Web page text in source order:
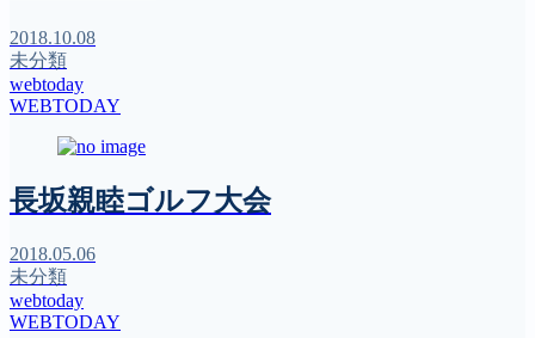
2018.10.08
未分類
webtoday
WEBTODAY
長坂親睦ゴルフ大会
2018.05.06
未分類
webtoday
WEBTODAY